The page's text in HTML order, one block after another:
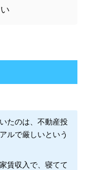
たのは、不動産投
ルで厳しいという
賃収入で、寝てて